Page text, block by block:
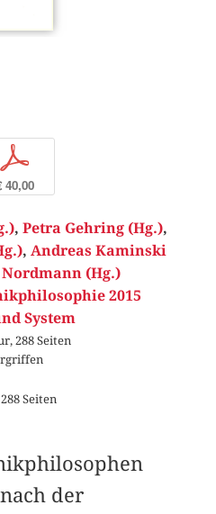
p
40,00
, Petra Gehring (Hg.),
, Andreas Kaminski
(Hg.)
2015
System
288 Seiten
Seiten
der